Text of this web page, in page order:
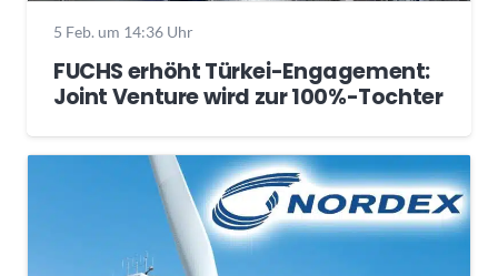
5 Feb. um 14:36 Uhr
FUCHS erhöht Türkei-Engagement:
Joint Venture wird zur 100%-Tochter